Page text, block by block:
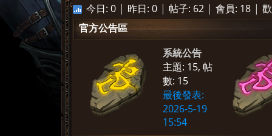
»
今日: 0 | 昨日: 0 | 帖子: 62 | 會員: 18 |
官方公告區
系統公告
主題: 15, 帖
數: 15
最後發表:
2026-5-19
15:54